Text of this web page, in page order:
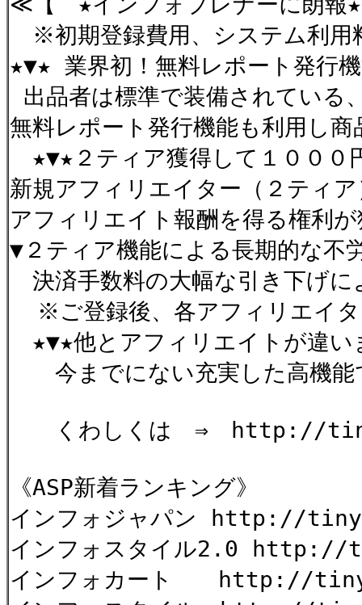
※初期登録費用、システム利用
★▼★ 業界初！無料レポート発行
出品者は標準で装備されている
無料レポート発行機能も利用し
★▼★２ティア獲得して１０００
新規アフィリエイター（２ティ
アフィリエイト報酬を得る権利
▼２ティア機能による長期的な不
決済手数料の大幅な引き下げ
※ご登録後、各アフィリエイタ
★▼★他とアフィリエイトが違い
今までにない充実した高機能
くわしくは ⇒ http://
《ASP新着ランキング》
インフォジャパン http://
インフォスタイル2.0
インフォカート http://